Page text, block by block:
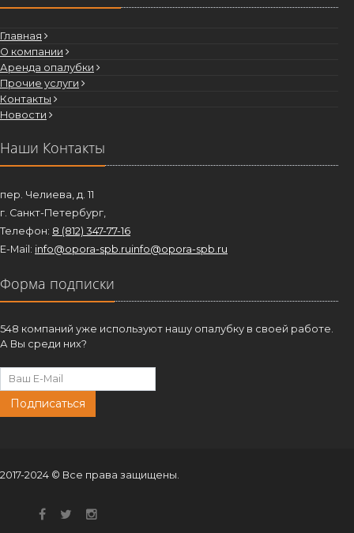
Главная
О компании
Аренда опалубки
Прочие услуги
Контакты
Новости
Наши Контакты
пер. Челиева, д. 11
г. Санкт-Петербург,
Телефон: 8 (812) 347-77-16
E-Mail: info@opora-spb.ruinfo@opora-spb.ru
Форма подписки
548 компаний уже используют нашу опалубку в своей работе.
А Вы среди них?
Подписаться
2017-2024 © Все права защищены.